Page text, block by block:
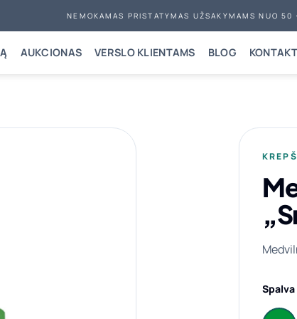
NEMOKAMAS PRISTATYMAS UŽSAKYMAMS NUO 50
AUKCIONAS VERSLO KLIENTAMS BLOG
Spalva